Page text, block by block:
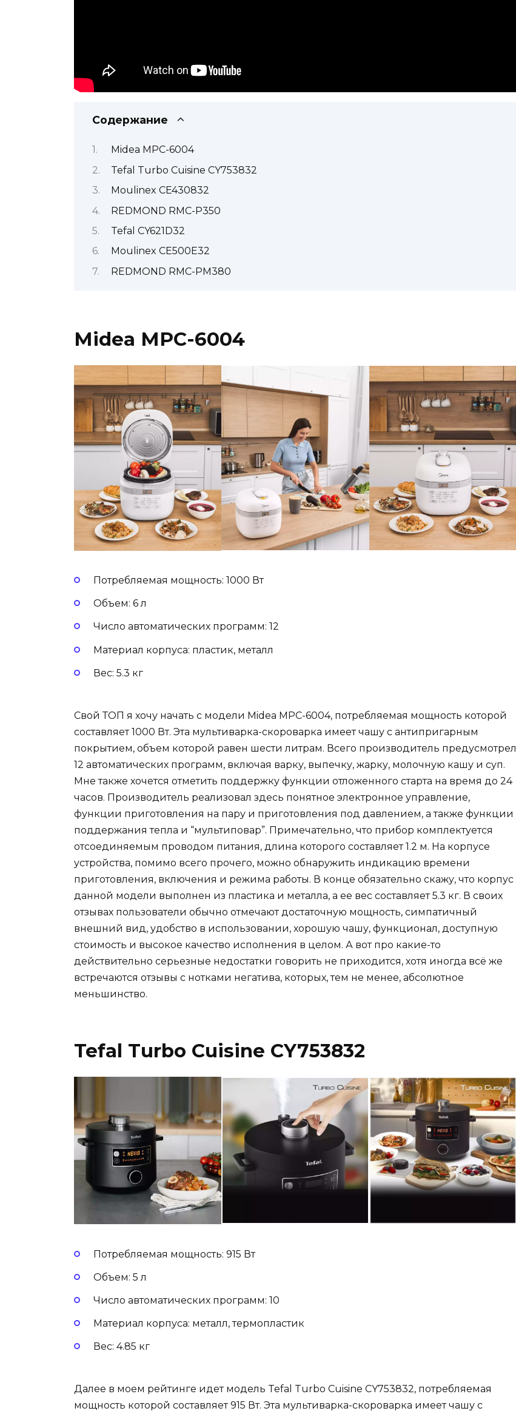
Содержание
Midea MPC-6004
Tefal Turbo Cuisine CY753832
Moulinex CE430832
REDMOND RMC-P350
Tefal CY621D32
Moulinex CE500E32
REDMOND RMC-PM380
Midea MPC-6004
Потребляемая мощность: 1000 Вт
Объем: 6 л
Число автоматических программ: 12
Материал корпуса: пластик, металл
Вес: 5.3 кг
Свой ТОП я хочу начать с модели Midea MPC-6004, потребляемая мощность которой
составляет 1000 Вт. Эта мультиварка-скороварка имеет чашу с антипригарным
покрытием, объем которой равен шести литрам. Всего производитель предусмотрел
12 автоматических программ, включая варку, выпечку, жарку, молочную кашу и суп.
Мне также хочется отметить поддержку функции отложенного старта на время до 24
часов. Производитель реализовал здесь понятное электронное управление,
функции приготовления на пару и приготовления под давлением, а также функции
поддержания тепла и “мультиповар”. Примечательно, что прибор комплектуется
отсоединяемым проводом питания, длина которого составляет 1.2 м. На корпусе
устройства, помимо всего прочего, можно обнаружить индикацию времени
приготовления, включения и режима работы. В конце обязательно скажу, что корпус
данной модели выполнен из пластика и металла, а ее вес составляет 5.3 кг. В своих
отзывах пользователи обычно отмечают достаточную мощность, симпатичный
внешний вид, удобство в использовании, хорошую чашу, функционал, доступную
стоимость и высокое качество исполнения в целом. А вот про какие-то
действительно серьезные недостатки говорить не приходится, хотя иногда всё же
встречаются отзывы с нотками негатива, которых, тем не менее, абсолютное
меньшинство.
Tefal Turbo Cuisine CY753832
Потребляемая мощность: 915 Вт
Объем: 5 л
Число автоматических программ: 10
Материал корпуса: металл, термопластик
Вес: 4.85 кг
Далее в моем рейтинге идет модель Tefal Turbo Cuisine CY753832, потребляемая
мощность которой составляет 915 Вт. Эта мультиварка-скороварка имеет чашу с